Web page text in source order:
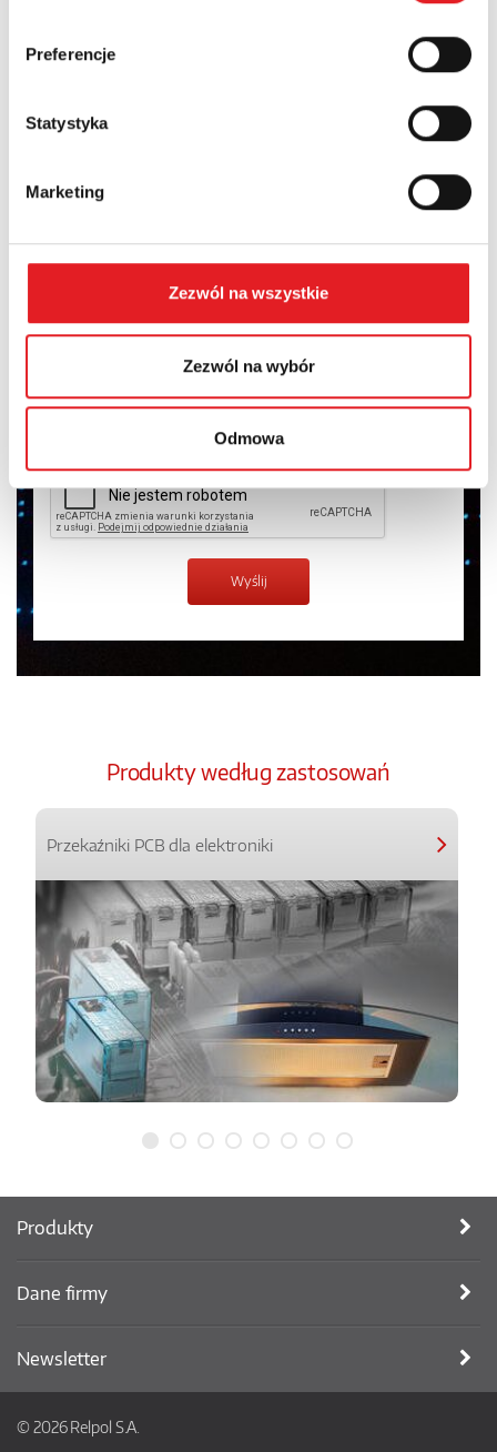
Preferencje
Statystyka
Marketing
Zezwól na wszystkie
Zezwól na wybór
Odmowa
Wyrażam zgodę na przetwarzanie moich danych
przetwarzania danych osobowych wPolityce prywatności.
Produkty według zastosowań
Przekaźniki PCB dla elektroniki
Produkty
Dane firmy
Newsletter
© 2026 Relpol S.A.